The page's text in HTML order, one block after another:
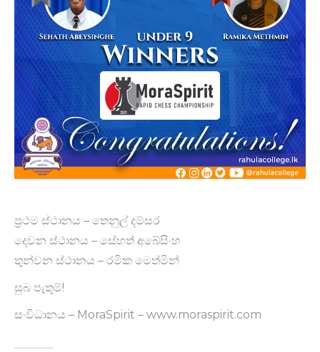
ප්‍රථම ස්ථානය – තෙනුල් දම්සර
දෙවන ස්ථානය – සේහත් අබේසිංහ
තුන්වන ස්ථානය – රමික මෙත්මින්
සුබ පැතුම්!
සංවිධානය – MoraSpirit – www.moraspirit.com